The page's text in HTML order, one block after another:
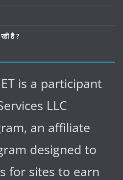
है ?
is a participant
LLC
an affiliate
designed to
for sites to earn